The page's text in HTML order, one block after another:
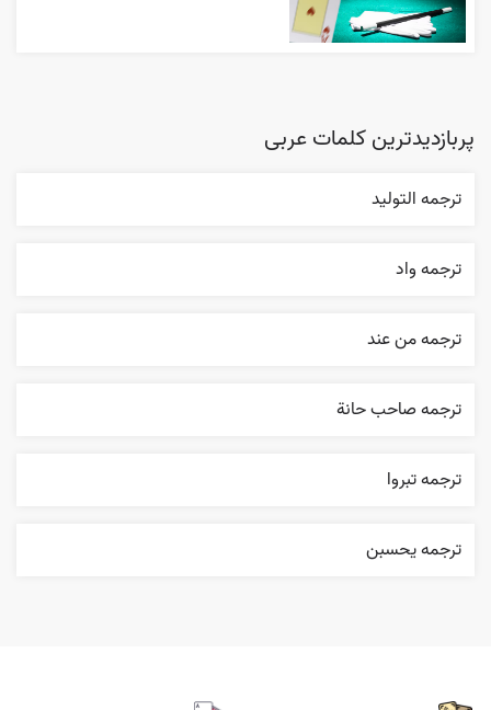
پربازدیدترین کلمات عربی
ترجمه التوليد
ترجمه واد
ترجمه من عند
ترجمه صاحب حانة
ترجمه تبروا
ترجمه يحسبن